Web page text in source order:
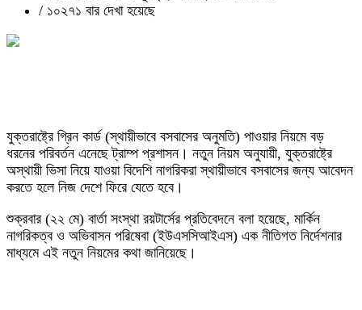
/ ১০২৭১ বার দেখা হয়েছে
যুক্তরাষ্ট্রে গ্রিন কার্ড (স্থায়ীভাবে বসবাসের অনুমতি) পাওয়ার নিয়মে বড়
ধরনের পরিবর্তন এনেছে ট্রাম্প প্রশাসন। নতুন নিয়ম অনুযায়ী, যুক্তরাষ্ট্রে
অস্থায়ী ভিসা নিয়ে যাওয়া বিদেশি নাগরিকরা স্থায়ীভাবে বসবাসের জন্য আবেদন
করতে হলে নিজ দেশে ফিরে যেতে হবে।
শুক্রবার (২২ মে) বার্তা সংস্থা রয়টার্সের প্রতিবেদনে বলা হয়েছে, মার্কিন
নাগরিকত্ব ও অভিবাসন পরিষেবা (ইউএসসিআইএস) এক নীতিগত নির্দেশনার
মাধ্যমে এই নতুন নিয়মের কথা জানিয়েছে।